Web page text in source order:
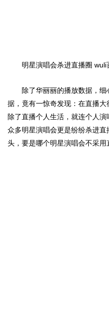
明星演唱会杀进直播圈 wuli
除了华丽丽的播放数据，细
据，竟有一惊奇发现：在直播
除了直播个人生活，就连个人
众多明星演唱会更是纷纷杀进
头，要是哪个明星演唱会不采用